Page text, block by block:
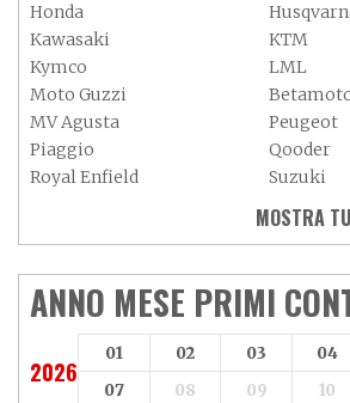
Honda
Kawasaki
KTM
Kymco
LML
Moto Guzzi
MV Agusta
Peugeot
Piaggio
Qooder
Royal Enfield
Suzuki
Triumph
Yamaha
Aeon
Aspes
Axy
Baotian
MOSTRA
ANNO MESE PRIMI
2026
01 02 03 04
07
08 09 10